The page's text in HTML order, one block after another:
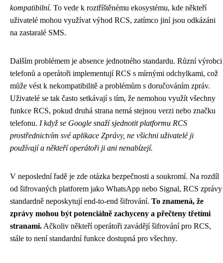
kompatibilní. To vede k roztříštěnému ekosystému, kde někteří
uživatelé mohou využívat výhod RCS, zatímco jiní jsou odkázáni
na zastaralé SMS.
Dalším problémem je absence jednotného standardu. Různí výrobci
telefonů a operátoři implementují RCS s mírnými odchylkami, což
může vést k nekompatibilitě a problémům s doručováním zpráv.
Uživatelé se tak často setkávají s tím, že nemohou využít všechny
funkce RCS, pokud druhá strana nemá stejnou verzi nebo značku
telefonu. I když se Google snaží sjednotit platformu RCS
prostřednictvím své aplikace Zprávy, ne všichni uživatelé ji
používají a někteří operátoři ji ani nenabízejí.
V neposlední řadě je zde otázka bezpečnosti a soukromí. Na rozdíl
od šifrovaných platforem jako WhatsApp nebo Signal, RCS zprávy
standardně neposkytují end-to-end šifrování. To znamená, že
zprávy mohou být potenciálně zachyceny a přečteny třetími
stranami. Ačkoliv někteří operátoři zavádějí šifrování pro RCS,
stále to není standardní funkce dostupná pro všechny.